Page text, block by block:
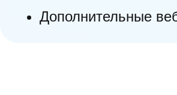
эксплуатации.
Дополнительные